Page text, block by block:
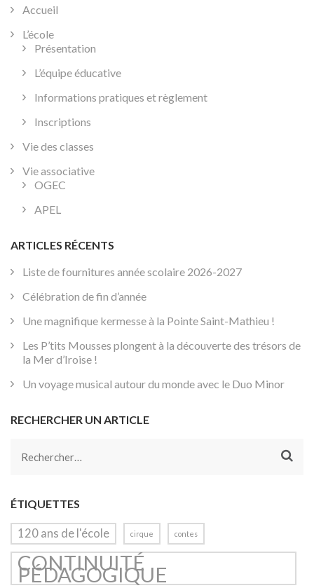
Accueil
L’école
Présentation
L’équipe éducative
Informations pratiques et règlement
Inscriptions
Vie des classes
Vie associative
OGEC
APEL
ARTICLES RÉCENTS
Liste de fournitures année scolaire 2026-2027
Célébration de fin d’année
Une magnifique kermesse à la Pointe Saint-Mathieu !
Les P’tits Mousses plongent à la découverte des trésors de
la Mer d’Iroise !
Un voyage musical autour du monde avec le Duo Minor
RECHERCHER UN ARTICLE
Rechercher :
ÉTIQUETTES
120 ans de l'école cirque contes
CONTINUITÉ
PÉDAGOGIQUE